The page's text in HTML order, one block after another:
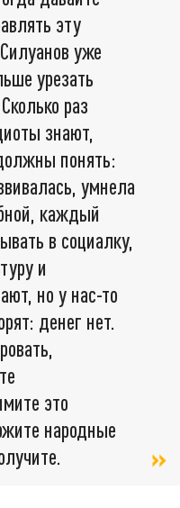
эту
уже
урезать
раз
знают,
понять:
умнела
каждый
в социалку,
и
но у нас-то
денег нет.
это
народные